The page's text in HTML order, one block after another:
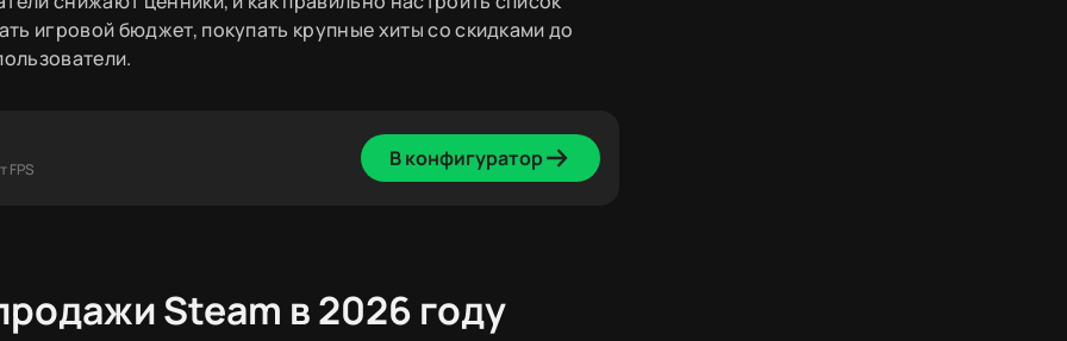
игровой бюджет, покупать крупные хиты со скидками до
FPS В конфигуратор
Steam в 2026 году